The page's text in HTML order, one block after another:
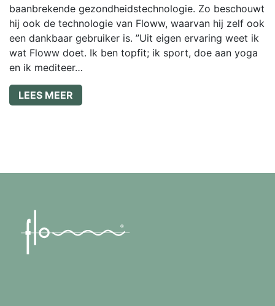
baanbrekende gezondheidstechnologie. Zo beschouwt
hij ook de technologie van Floww, waarvan hij zelf ook
een dankbaar gebruiker is. ”Uit eigen ervaring weet ik
wat Floww doet. Ik ben topfit; ik sport, doe aan yoga
en ik mediteer…
LEES MEER